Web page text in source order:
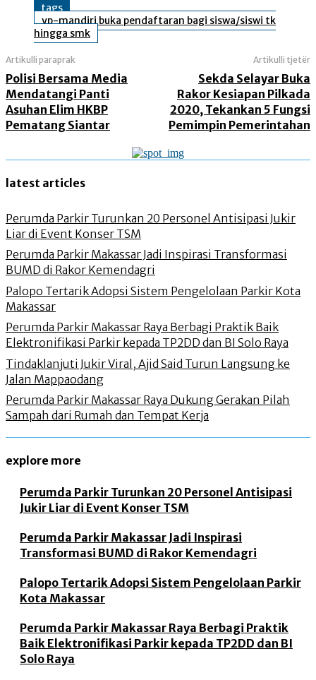
tags
yp-mandiri buka pendaftaran bagi siswa/siswi tk
hingga smk
Artikulli paraprak
Polisi Bersama Media
Mendatangi Panti
Asuhan Elim HKBP
Pematang Siantar
Artikulli tjetër
Sekda Selayar Buka
Rakor Kesiapan Pilkada
2020, Tekankan 5 Fungsi
Pemimpin Pemerintahan
latest articles
Perumda Parkir Turunkan 20 Personel Antisipasi Jukir
Liar di Event Konser TSM
Perumda Parkir Makassar Jadi Inspirasi Transformasi
BUMD di Rakor Kemendagri
Palopo Tertarik Adopsi Sistem Pengelolaan Parkir Kota
Makassar
Perumda Parkir Makassar Raya Berbagi Praktik Baik
Elektronifikasi Parkir kepada TP2DD dan BI Solo Raya
Tindaklanjuti Jukir Viral, Ajid Said Turun Langsung ke
Jalan Mappaodang
Perumda Parkir Makassar Raya Dukung Gerakan Pilah
Sampah dari Rumah dan Tempat Kerja
explore more
Perumda Parkir Turunkan 20 Personel Antisipasi
Jukir Liar di Event Konser TSM
Perumda Parkir Makassar Jadi Inspirasi
Transformasi BUMD di Rakor Kemendagri
Palopo Tertarik Adopsi Sistem Pengelolaan Parkir
Kota Makassar
Perumda Parkir Makassar Raya Berbagi Praktik
Baik Elektronifikasi Parkir kepada TP2DD dan BI
Solo Raya